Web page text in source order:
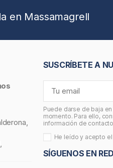
en Massamagrell
SUSCRÍBETE A
Puede darse de baja
momento. Para ello,
información de
He leído y acepto el
SÍGUENOS EN